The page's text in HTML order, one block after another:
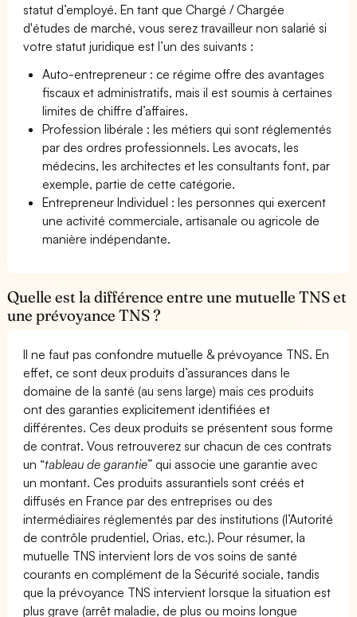
statut d’employé. En tant que Chargé / Chargée
d'études de marché, vous serez travailleur non salarié si
votre statut juridique est l’un des suivants :
Auto-entrepreneur : ce régime offre des avantages
fiscaux et administratifs, mais il est soumis à certaines
limites de chiffre d’affaires.
Profession libérale : les métiers qui sont réglementés
par des ordres professionnels. Les avocats, les
médecins, les architectes et les consultants font, par
exemple, partie de cette catégorie.
Entrepreneur Individuel : les personnes qui exercent
une activité commerciale, artisanale ou agricole de
manière indépendante.
Quelle est la différence entre une mutuelle TNS et
une prévoyance TNS ?
Il ne faut pas confondre mutuelle & prévoyance TNS. En
effet, ce sont deux produits d’assurances dans le
domaine de la santé (au sens large) mais ces produits
ont des garanties explicitement identifiées et
différentes. Ces deux produits se présentent sous forme
de contrat. Vous retrouverez sur chacun de ces contrats
un “tableau de garantie” qui associe une garantie avec
un montant. Ces produits assurantiels sont créés et
diffusés en France par des entreprises ou des
intermédiaires réglementés par des institutions (l’Autorité
de contrôle prudentiel, Orias, etc.). Pour résumer, la
mutuelle TNS intervient lors de vos soins de santé
courants en complément de la Sécurité sociale, tandis
que la prévoyance TNS intervient lorsque la situation est
plus grave (arrêt maladie, de plus ou moins longue